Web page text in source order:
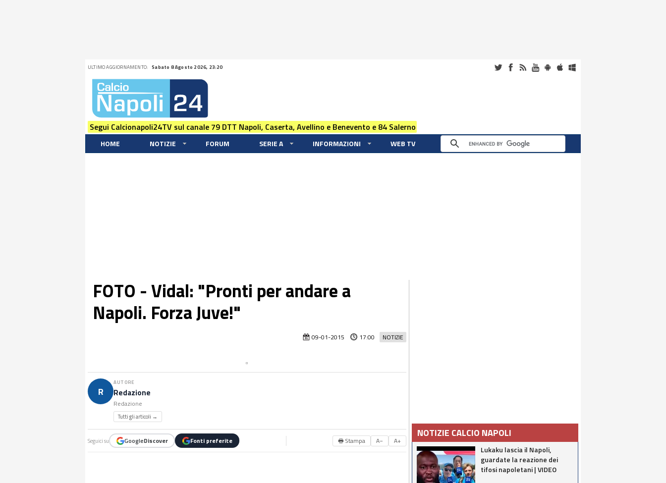
ULTIMO AGGIORNAMENTO: Sabato 8 Agosto 2026, 23:20
Segui Calcionapoli24TV sul canale 79 DTT Napoli, Caserta, Avellino e Benevento e 84 Salerno
HOME NOTIZIE FORUM SERIE A INFORMAZIONI WEB TV
FOTO - Vidal: "Pronti per andare a
Napoli. Forza Juve!"
NOTIZIE
09-01-2015 17:00
R
AUTORE
Redazione
Redazione
Tutti gli articoli →
Seguici su GoogleDiscover Fonti preferite 🖶 Stampa A− A+
NOTIZIE CALCIO NAPOLI
Lukaku lascia il Napoli,
guardate la reazione dei
tifosi napoletani | VIDEO